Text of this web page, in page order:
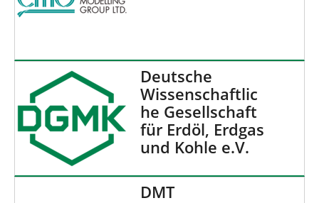
Deutsche
Wissenschaftlic
he Gesellschaft
für Erdöl, Erdgas
und Kohle e.V.
DMT